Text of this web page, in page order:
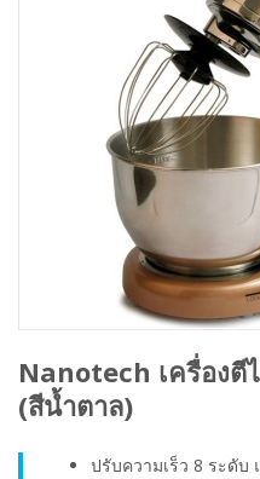
Nanotech เครื่องตี
(สีน้ำตาล)
ปรับความเร็ว 8 ระดับ